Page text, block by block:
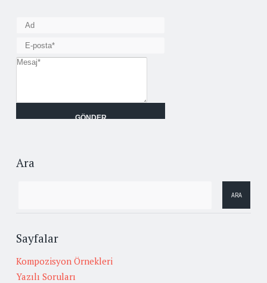
Ara
Sayfalar
Kompozisyon Örnekleri
Yazılı Soruları